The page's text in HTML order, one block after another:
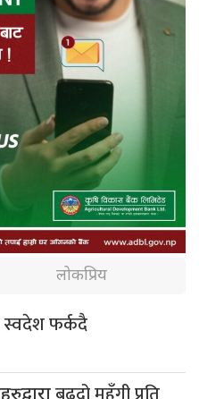
लोकप्रिय
स्वदेश फर्कदै